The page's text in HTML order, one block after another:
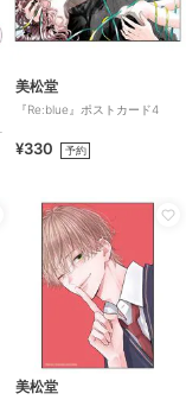
美松堂
『Re:blue』ポストカード4
¥330 予約
美松堂